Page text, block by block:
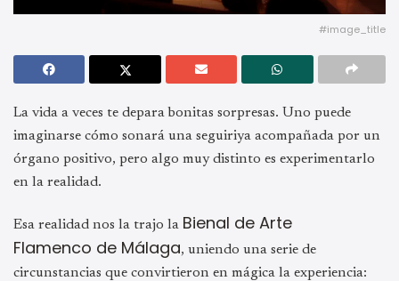
#image_title
La vida a veces te depara bonitas sorpresas. Uno puede
imaginarse cómo sonará una seguiriya acompañada por un
órgano positivo, pero algo muy distinto es experimentarlo
en la realidad.
Esa realidad nos la trajo la Bienal de Arte
Flamenco de Málaga, uniendo una serie de
circunstancias que convirtieron en mágica la experiencia: